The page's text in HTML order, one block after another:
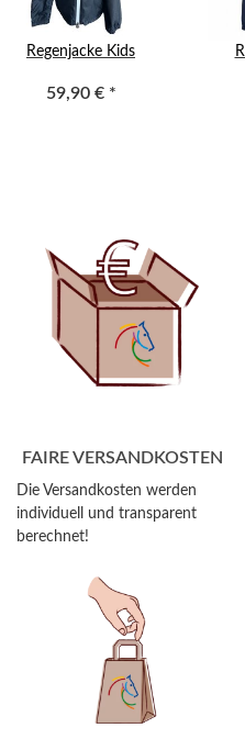
Regenjacke Kids
59,90 € *
FAIRE VERSANDKOSTEN
Die Versandkosten werden
individuell und transparent
berechnet!